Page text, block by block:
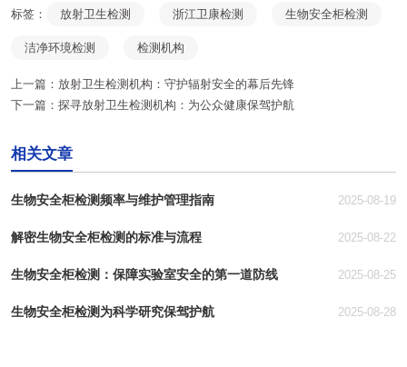
标签： 放射卫生检测 浙江卫康检测 生物安全柜检测
洁净环境检测 检测机构
上一篇： 放射卫生检测机构：守护辐射安全的幕后先锋
下一篇： 探寻放射卫生检测机构：为公众健康保驾护航
相关文章
2025-08-19
生物安全柜检测频率与维护管理指南
2025-08-22
解密生物安全柜检测的标准与流程
2025-08-25
生物安全柜检测：保障实验室安全的第一道防线
2025-08-28
生物安全柜检测为科学研究保驾护航